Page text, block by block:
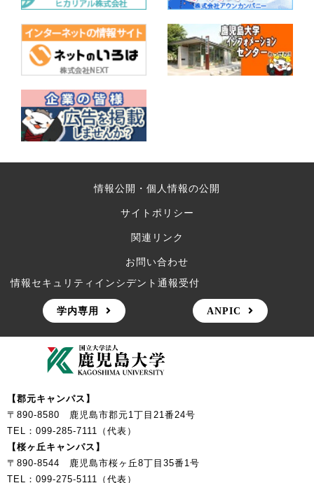
情報公開・個人情報の公開
サイトポリシー
関連リンク
お問い合わせ
情報セキュリティインシデント通報受付
学内専用 ANPIC
【郡元キャンパス】
〒890-8580 鹿児島市郡元1丁目21番24号
TEL：099-285-7111（代表）
【桜ヶ丘キャンパス】
〒890-8544 鹿児島市桜ヶ丘8丁目35番1号
TEL：099-275-5111（代表）